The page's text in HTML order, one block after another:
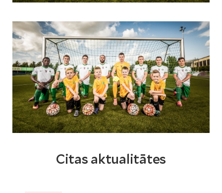
Citas aktualitātes